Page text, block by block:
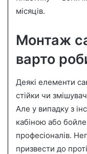
місяців.
Монтаж
варто
Деякі елементи
стійки чи
Але у випадку з
кабіною або
професіоналів.
призвести до